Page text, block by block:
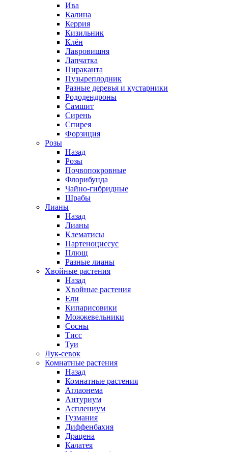
Ива
Калина
Керрия
Кизильник
Клён
Лавровишня
Лапчатка
Пираканта
Пузыреплодник
Разные деревья и кустарники
Рододендроны
Самшит
Сирень
Спирея
Форзиция
Розы
Назад
Розы
Почвопокровные
Флорибунда
Чайно-гибридные
Шрабы
Лианы
Назад
Лианы
Клематисы
Партеноциссус
Плющ
Разные лианы
Хвойные растения
Назад
Хвойные растения
Ели
Кипарисовики
Можжевельники
Сосны
Тисс
Туи
Лук-севок
Комнатные растения
Назад
Комнатные растения
Аглаонема
Антуриум
Асплениум
Гузмания
Диффенбахия
Драцена
Калатея